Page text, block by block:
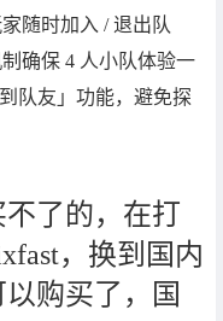
随时加入 / 退出队
确保 4 人小队体验一
队友」功能，避免探
不了的，在打
，换到国内
购买了，国